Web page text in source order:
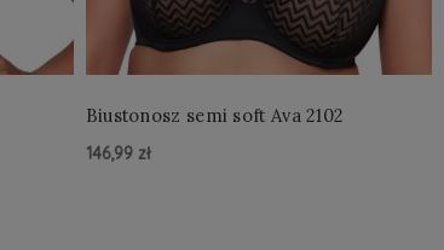
Biustonosz semi soft Ava 2102
146,99 zł